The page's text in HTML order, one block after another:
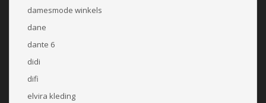
damesmode winkels
dane
dante 6
didi
difi
elvira kleding